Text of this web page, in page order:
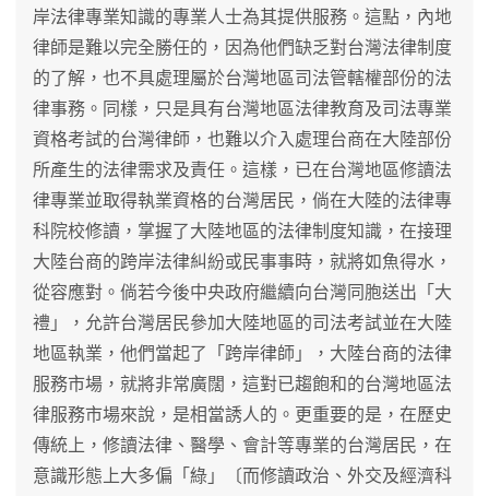
岸法律專業知識的專業人士為其提供服務。這點，內地
律師是難以完全勝任的，因為他們缺乏對台灣法律制度
的了解，也不具處理屬於台灣地區司法管轄權部份的法
律事務。同樣，只是具有台灣地區法律教育及司法專業
資格考試的台灣律師，也難以介入處理台商在大陸部份
所產生的法律需求及責任。這樣，已在台灣地區修讀法
律專業並取得執業資格的台灣居民，倘在大陸的法律專
科院校修讀，掌握了大陸地區的法律制度知識，在接理
大陸台商的跨岸法律糾紛或民事事時，就將如魚得水，
從容應對。倘若今後中央政府繼續向台灣同胞送出「大
禮」，允許台灣居民參加大陸地區的司法考試並在大陸
地區執業，他們當起了「跨岸律師」，大陸台商的法律
服務市場，就將非常廣闊，這對已趨飽和的台灣地區法
律服務市場來說，是相當誘人的。更重要的是，在歷史
傳統上，修讀法律、醫學、會計等專業的台灣居民，在
意識形態上大多偏「綠」〔而修讀政治、外交及經濟科